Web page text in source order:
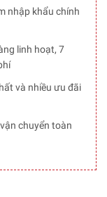
nhập khẩu chính
linh hoạt, 7
và nhiều ưu đãi
chuyển toàn